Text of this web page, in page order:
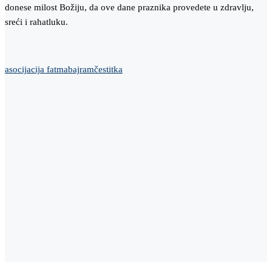
donese milost Božiju, da ove dane praznika provedete u zdravlju,
sreći i rahatluku.
asocijacija fatmabajramčestitka